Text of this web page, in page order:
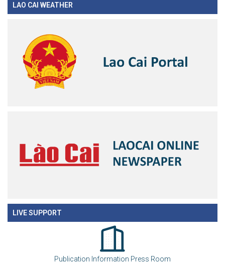
LAO CAI WEATHER
LIVE SUPPORT
Publication Information Press Room